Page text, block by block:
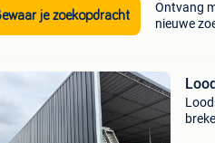
je zoekopdracht
Ontvang
nieuwe